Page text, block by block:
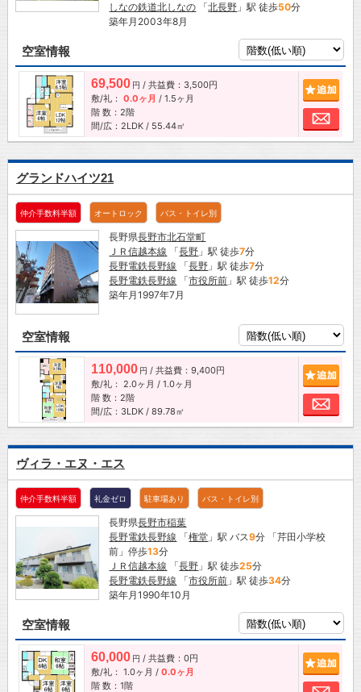
しなの鉄道北しなの 「北長野 」駅 徒歩50分
築年月2003年8月
空室情報
69,500 円 / 共益費：3,500円
敷/礼： 0.0ヶ月 / 1.5ヶ月
階 数：2階
間/広：2LDK / 55.44㎡
お
グランドハイツ21
仲介手数料半額 オートロック バス・トイレ別
長野県長野市北石堂町
ＪＲ信越本線 「長野 」駅 徒歩7分
長野電鉄長野線 「長野 」駅 徒歩7分
長野電鉄長野線 「市役所前 」駅 徒歩12分
築年月1997年7月
空室情報
110,000 円 / 共益費：9,400円
敷/礼： 2.0ヶ月 / 1.0ヶ月
階 数：2階
間/広：3LDK / 89.78㎡
お
ヴィラ・エヌ・エス
仲介手数料半額 礼金ゼロ 駐車場あり バス・トイレ別
長野県長野市稲葉
長野電鉄長野線 「権堂 」駅 バス9分 「芹田小学校
前」停歩13分
ＪＲ信越本線 「長野 」駅 徒歩25分
長野電鉄長野線 「市役所前 」駅 徒歩34分
築年月1990年10月
空室情報
60,000 円 / 共益費：0円
敷/礼： 1.0ヶ月 / 0.0ヶ月
階 数：1階
お